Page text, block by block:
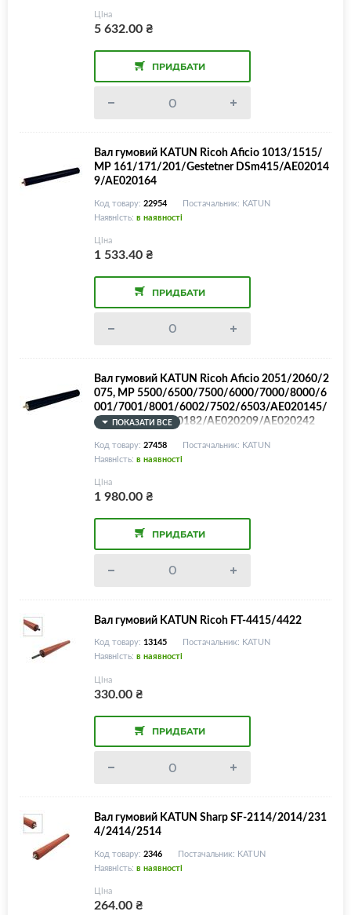
Ціна
5 632.00₴
ПРИДБАТИ
Вал гумовий KATUN Ricoh Aficio 1013/1515/
MP 161/171/201/Gestetner DSm415/AE02014
9/AE020164
Код товару: 22954
Постачальник: KATUN
Наявність: в наявності
Ціна
1 533.40₴
ПРИДБАТИ
Вал гумовий KATUN Ricoh Aficio 2051/2060/2
075, MP 5500/6500/7500/6000/7000/8000/6
001/7001/8001/6002/7502/6503/AE020145/
AE020162/AE020182/AE020209/AE020242
ПОКАЗАТИ ВСЕ
Код товару: 27458
Постачальник: KATUN
Наявність: в наявності
Ціна
1 980.00₴
ПРИДБАТИ
Вал гумовий KATUN Ricoh FT-4415/4422
Код товару: 13145
Постачальник: KATUN
Наявність: в наявності
Ціна
330.00₴
ПРИДБАТИ
Вал гумовий KATUN Sharp SF-2114/2014/231
4/2414/2514
Код товару: 2346
Постачальник: KATUN
Наявність: в наявності
Ціна
264.00₴